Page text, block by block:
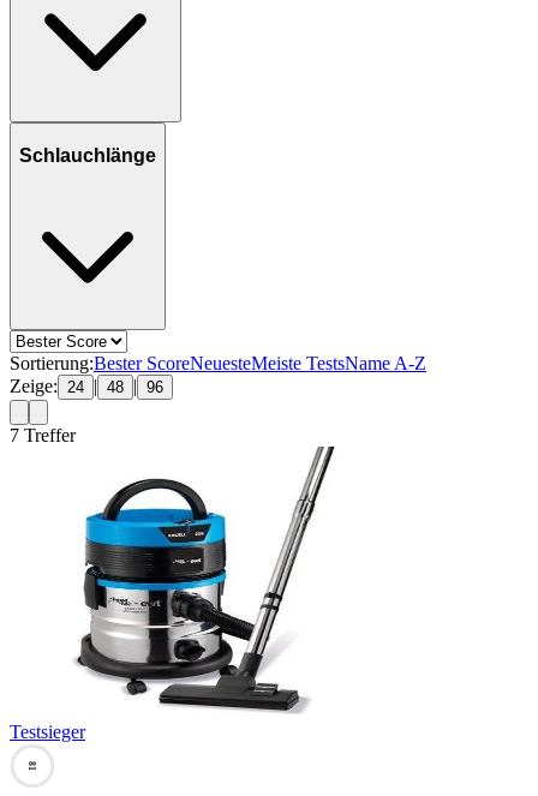
Schlauchlänge
Sortierung:Bester ScoreNeuesteMeiste TestsName A-Z
Zeige:
24 | 48 | 96
7 Treffer
Testsieger
81